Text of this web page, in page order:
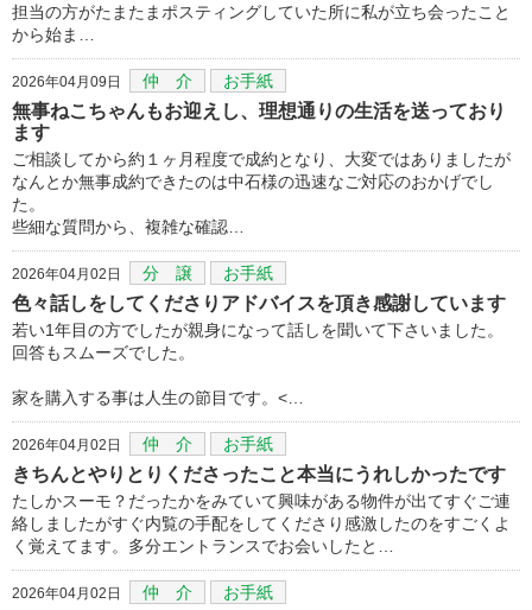
担当の方がたまたまポスティングしていた所に私が立ち会ったこと
から始ま…
2026年04月09日 仲 介 お手紙
無事ねこちゃんもお迎えし、理想通りの生活を送っており
ます
ご相談してから約１ヶ月程度で成約となり、大変ではありましたが
なんとか無事成約できたのは中石様の迅速なご対応のおかげでし
た。
些細な質問から、複雑な確認…
2026年04月02日 分 譲 お手紙
色々話しをしてくださりアドバイスを頂き感謝しています
若い1年目の方でしたが親身になって話しを聞いて下さいました。
回答もスムーズでした。
家を購入する事は人生の節目です。<…
2026年04月02日 仲 介 お手紙
きちんとやりとりくださったこと本当にうれしかったです
たしかスーモ？だったかをみていて興味がある物件が出てすぐご連
絡しましたがすぐ内覧の手配をしてくださり感激したのをすごくよ
く覚えてます。多分エントランスでお会いしたと…
2026年04月02日 仲 介 お手紙